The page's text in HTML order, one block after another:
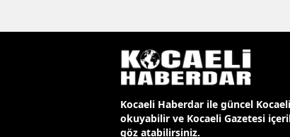
Kocaeli Haberdar ile güncel
okuyabilir ve Kocaeli Gazetesi
göz atabilirsiniz.